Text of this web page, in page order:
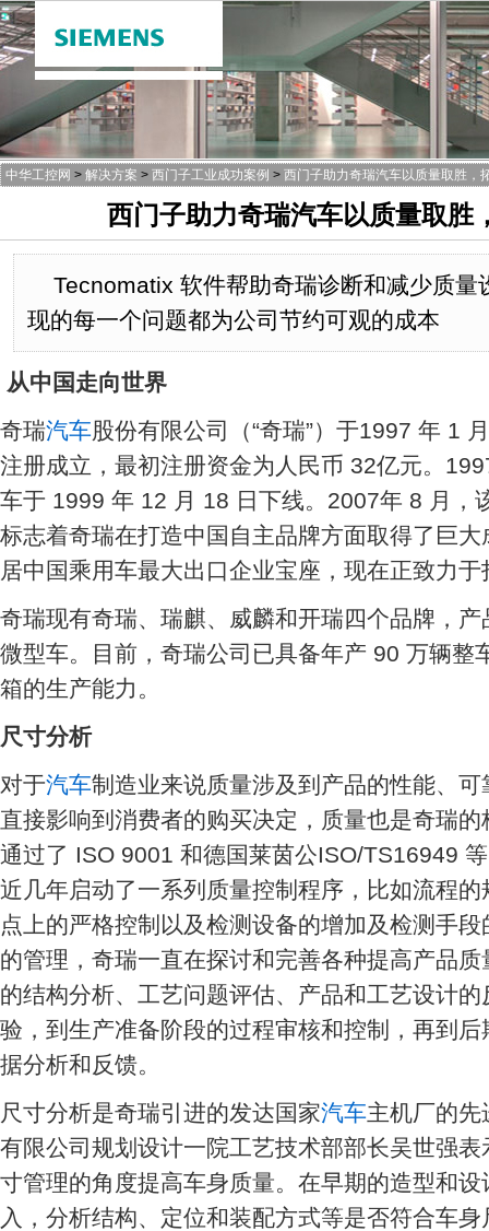
中华工控网 > 解决方案 > 西门子工业成功案例 > 西门子助力奇瑞汽车以质量取胜，
西门子助力奇瑞汽车以质量取胜
Tecnomatix 软件帮助奇瑞诊断和减少质量
现的每一个问题都为公司节约可观的成本
从中国走向世界
奇瑞汽车股份有限公司（“奇瑞”）于1997 年 1
注册成立，最初注册资金为人民币 32亿元。
车于 1999 年 12 月 18 日下线。2007年 8 月，
标志着奇瑞在打造中国自主品牌方面取得了巨
居中国乘用车最大出口企业宝座，现在正致力
奇瑞现有奇瑞、瑞麒、威麟和开瑞四个品牌，
微型车。目前，奇瑞公司已具备年产 90 万辆整
箱的生产能力。
尺寸分析
对于汽车制造业来说质量涉及到产品的性能、
直接影响到消费者的购买决定，质量也是奇瑞
通过了 ISO 9001 和德国莱茵公ISO/TS16949
近几年启动了一系列质量控制程序，比如流程
点上的严格控制以及检测设备的增加及检测手
的管理，奇瑞一直在探讨和完善各种提高产品
的结构分析、工艺问题评估、产品和工艺设计
验，到生产准备阶段的过程审核和控制，再到
据分析和反馈。
尺寸分析是奇瑞引进的发达国家汽车主机厂的先
有限公司规划设计一院工艺技术部部长吴世强
寸管理的角度提高车身质量。在早期的造型和
入，分析结构、定位和装配方式等是否符合车